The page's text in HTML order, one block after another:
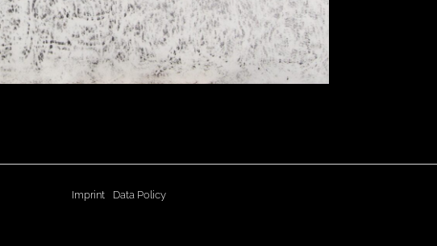
Imprint Data Policy